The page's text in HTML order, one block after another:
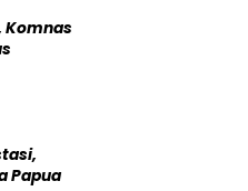
Komnas
Papua